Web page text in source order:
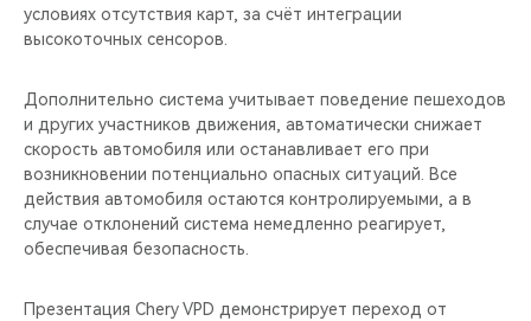
условиях отсутствия карт, за счёт интеграции
высокоточных сенсоров.
Дополнительно система учитывает поведение пешеходов
и других участников движения, автоматически снижает
скорость автомобиля или останавливает его при
возникновении потенциально опасных ситуаций. Все
действия автомобиля остаются контролируемыми, а в
случае отклонений система немедленно реагирует,
обеспечивая безопасность.
Презентация Chery VPD демонстрирует переход от